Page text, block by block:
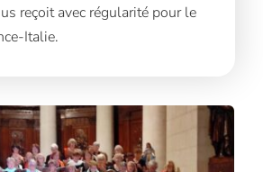
reçoit avec régularité pour le
Italie.